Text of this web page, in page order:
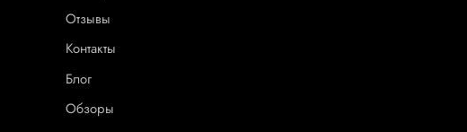
Отзывы
Контакты
Блог
Обзоры